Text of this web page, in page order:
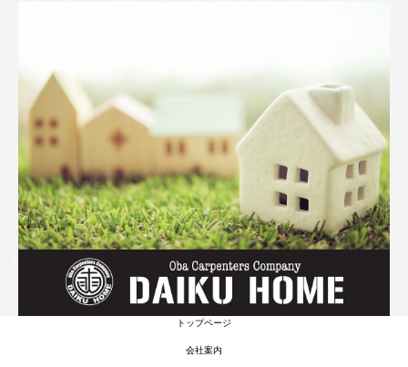
トップページ
会社案内